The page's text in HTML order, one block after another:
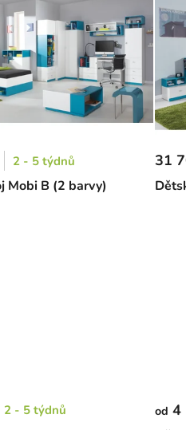
Mobi B (2 barvy)
2 - 5 týdnů 31
2 - 5 týdnů od 4